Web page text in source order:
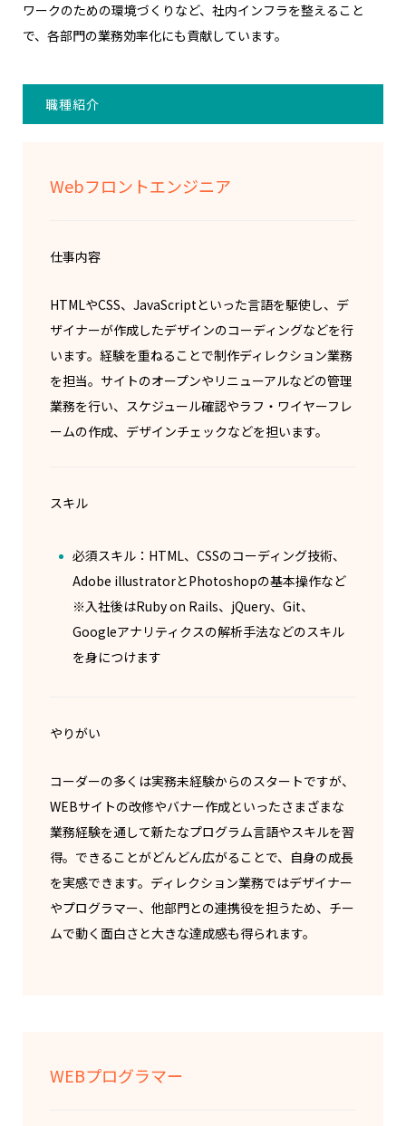
ワークのための環境づくりなど、社内インフラを整えること
で、各部門の業務効率化にも貢献しています。
職種紹介
Webフロントエンジニア
仕事内容
HTMLやCSS、JavaScriptといった言語を駆使し、デ
ザイナーが作成したデザインのコーディングなどを行
います。経験を重ねることで制作ディレクション業務
を担当。サイトのオープンやリニューアルなどの管理
業務を行い、スケジュール確認やラフ・ワイヤーフレ
ームの作成、デザインチェックなどを担います。
スキル
必須スキル：HTML、CSSのコーディング技術、
Adobe illustratorとPhotoshopの基本操作など
※入社後はRuby on Rails、jQuery、Git、
Googleアナリティクスの解析手法などのスキル
を身につけます
やりがい
コーダーの多くは実務未経験からのスタートですが、
WEBサイトの改修やバナー作成といったさまざまな
業務経験を通して新たなプログラム言語やスキルを習
得。できることがどんどん広がることで、自身の成長
を実感できます。ディレクション業務ではデザイナー
やプログラマー、他部門との連携役を担うため、チー
ムで動く面白さと大きな達成感も得られます。
WEBプログラマー